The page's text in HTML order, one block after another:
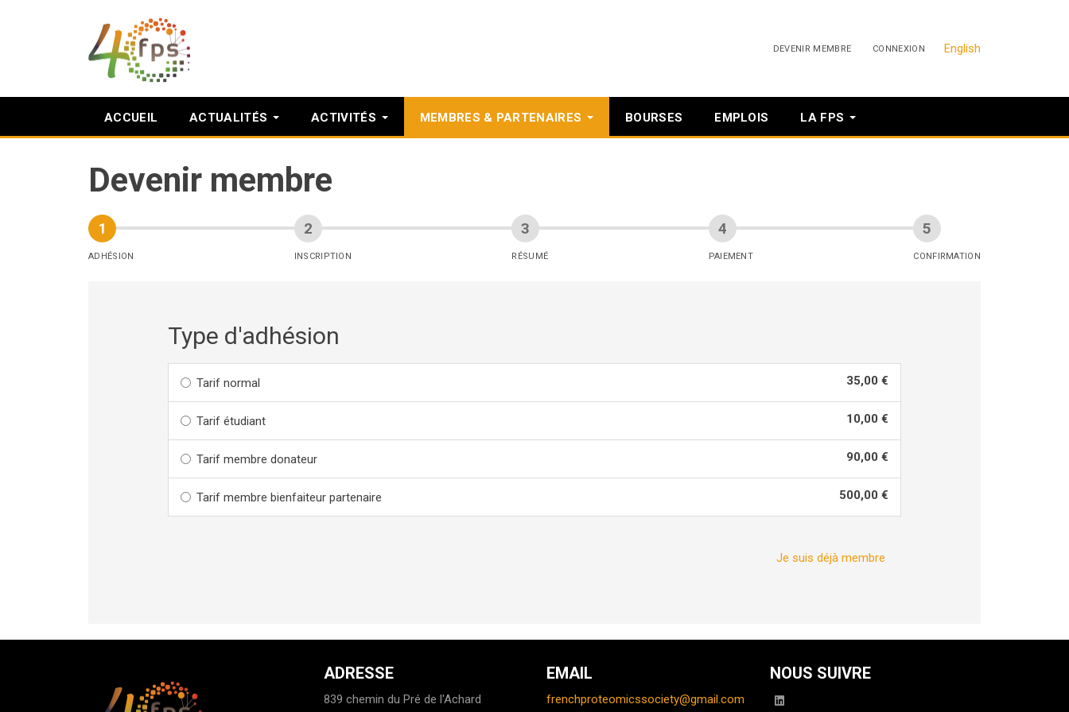
DEVENIR MEMBRE CONNEXION English
ACCUEIL ACTUALITÉS ACTIVITÉS MEMBRES & PARTENAIRES BOURSES EMPLOIS LA FPS
Devenir membre
ADHÉSION INSCRIPTION RÉSUMÉ PAIEMENT CONFIRMATION
Type d'adhésion
35,00 €
Tarif normal
10,00 €
Tarif étudiant
90,00 €
Tarif membre donateur
500,00 €
Tarif membre bienfaiteur partenaire
Je suis déjà membre
ADRESSE
839 chemin du Pré de l'Achard
EMAIL
frenchproteomicssociety@gmail.com
NOUS SUIVRE
linkedin